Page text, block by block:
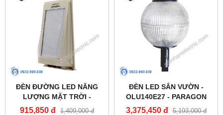
ĐÈN ĐƯỜNG LED NĂNG
LƯỢNG MẶT TRỜI -
PSOWA565 - PARAGON
915,850 đ 1,409,000 đ
ĐÈN LED SÂN VƯỜN -
OLU140E27 - PARAGON
3,375,450 đ 5,193,000 đ